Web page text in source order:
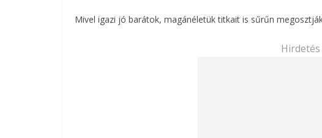
Mivel igazi jó barátok, magánéletük titkait is sűrűn
Hirdetés